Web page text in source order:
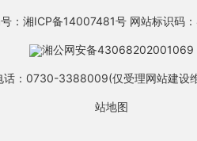
：湘ICP备14007481号 网站标识码
湘公网安备43068202001069
话：0730-3388009(仅受理网站建设
站地图